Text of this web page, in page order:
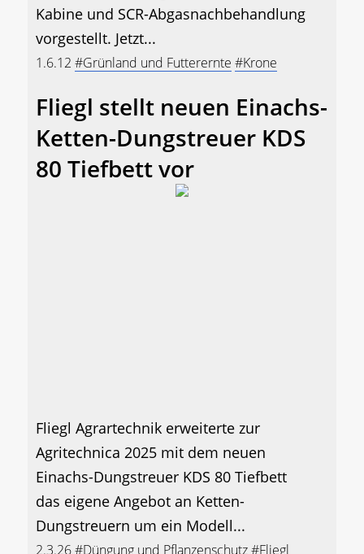
Kabine und SCR-Abgasnachbehandlung
vorgestellt. Jetzt...
1.6.12 #Grünland und Futterernte #Krone
Fliegl stellt neuen Einachs-
Ketten-Dungstreuer KDS
80 Tiefbett vor
Fliegl Agrartechnik erweiterte zur
Agritechnica 2025 mit dem neuen
Einachs-Dungstreuer KDS 80 Tiefbett
das eigene Angebot an Ketten-
Dungstreuern um ein Modell...
2.3.26#Düngung und Pflanzenschutz#Fliegl